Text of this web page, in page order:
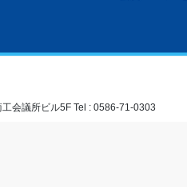
会議所ビル5F Tel : 0586-71-0303